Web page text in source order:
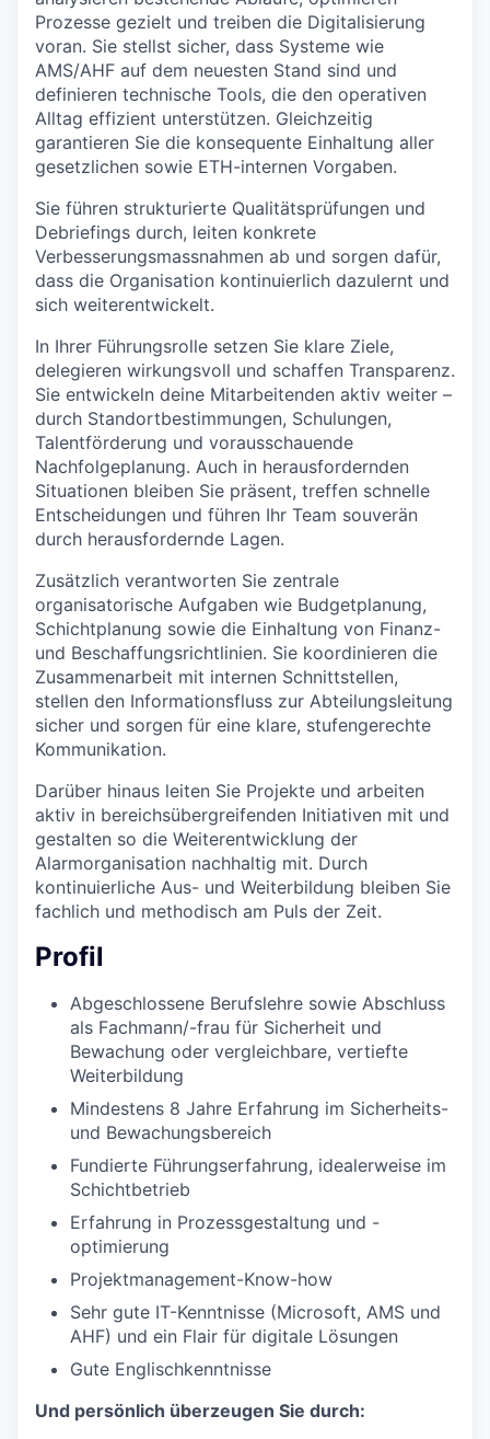
Prozesse gezielt und treiben die Digitalisierung
voran. Sie stellst sicher, dass Systeme wie
AMS/AHF auf dem neuesten Stand sind und
definieren technische Tools, die den operativen
Alltag effizient unterstützen. Gleichzeitig
garantieren Sie die konsequente Einhaltung aller
gesetzlichen sowie ETH-internen Vorgaben.
Sie führen strukturierte Qualitätsprüfungen und
Debriefings durch, leiten konkrete
Verbesserungsmassnahmen ab und sorgen dafür,
dass die Organisation kontinuierlich dazulernt und
sich weiterentwickelt.
In Ihrer Führungsrolle setzen Sie klare Ziele,
delegieren wirkungsvoll und schaffen Transparenz.
Sie entwickeln deine Mitarbeitenden aktiv weiter –
durch Standortbestimmungen, Schulungen,
Talentförderung und vorausschauende
Nachfolgeplanung. Auch in herausfordernden
Situationen bleiben Sie präsent, treffen schnelle
Entscheidungen und führen Ihr Team souverän
durch herausfordernde Lagen.
Zusätzlich verantworten Sie zentrale
organisatorische Aufgaben wie Budgetplanung,
Schichtplanung sowie die Einhaltung von Finanz-
und Beschaffungsrichtlinien. Sie koordinieren die
Zusammenarbeit mit internen Schnittstellen,
stellen den Informationsfluss zur Abteilungsleitung
sicher und sorgen für eine klare, stufengerechte
Kommunikation.
Darüber hinaus leiten Sie Projekte und arbeiten
aktiv in bereichsübergreifenden Initiativen mit und
gestalten so die Weiterentwicklung der
Alarmorganisation nachhaltig mit. Durch
kontinuierliche Aus- und Weiterbildung bleiben Sie
fachlich und methodisch am Puls der Zeit.
Profil
Abgeschlossene Berufslehre sowie Abschluss
als Fachmann/-frau für Sicherheit und
Bewachung oder vergleichbare, vertiefte
Weiterbildung
Mindestens 8 Jahre Erfahrung im Sicherheits-
und Bewachungsbereich
Fundierte Führungserfahrung, idealerweise im
Schichtbetrieb
Erfahrung in Prozessgestaltung und -
optimierung
Projektmanagement-Know-how
Sehr gute IT-Kenntnisse (Microsoft, AMS und
AHF) und ein Flair für digitale Lösungen
Gute Englischkenntnisse
Und persönlich überzeugen Sie durch: